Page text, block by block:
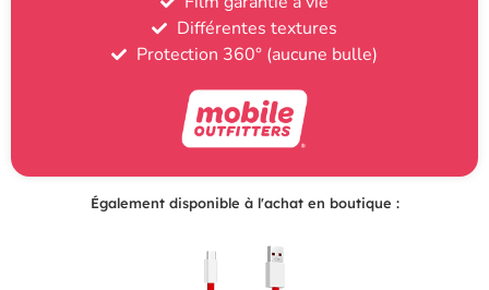
Différentes textures
Protection 360° (aucune bulle)
Également disponible à l'achat en boutique :